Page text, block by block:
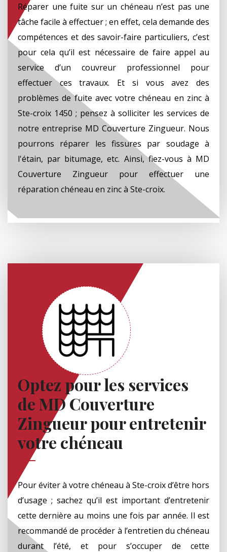
Réparer une fuite sur un chéneau n’est pas une
tâche facile à effectuer ; en effet, cela demande des
compétences et des savoir-faire particuliers, c’est
pour cela qu’il est nécessaire de faire appel au
service d’un couvreur professionnel pour
effectuer ces travaux. Et si vous avez des
problèmes de fuite avec votre chéneau en zinc à
Ste-croix 1450 ; pensez à solliciter les services de
notre entreprise MD Couverture Zingueur. Nous
pourrons réparer les fissures par soudage à
l'étain, par bitumage, etc. Ainsi, fiez-vous à MD
Couverture Zingueur pour effectuer une
réparation chéneau en zinc à Ste-croix.
Optez pour les services
de MD Couverture
Zingueur pour entretenir
votre chéneau
Pour éviter à votre chéneau à Ste-croix d’être hors
d’usage ; sachez qu’il est important d’entretenir
cette dernière au moins une fois par année. Il est
recommandé de procéder à l’entretien du chéneau
durant l’été, et pour s’occuper de cette